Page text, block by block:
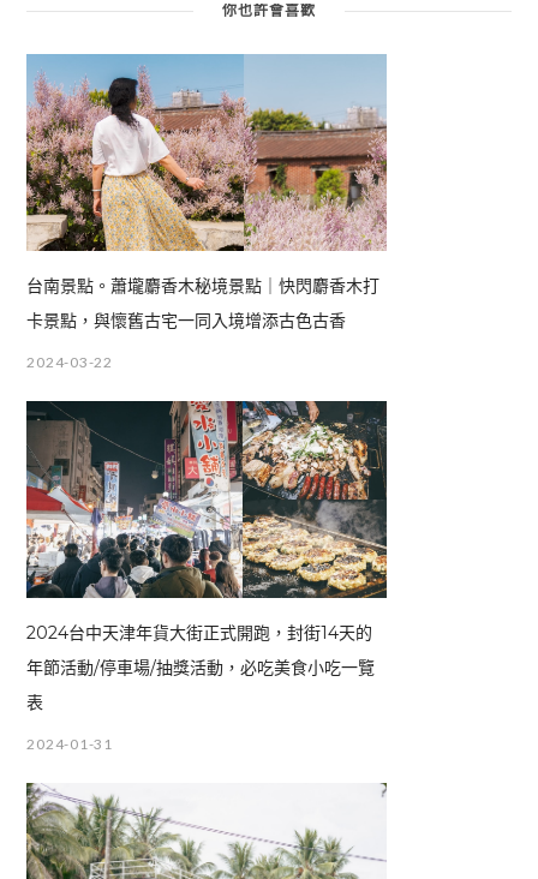
你也許會喜歡
台南景點。蕭壠麝香木秘境景點｜快閃麝香木打
卡景點，與懷舊古宅一同入境增添古色古香
2024-03-22
2024台中天津年貨大街正式開跑，封街14天的
年節活動/停車場/抽獎活動，必吃美食小吃一覽
表
2024-01-31